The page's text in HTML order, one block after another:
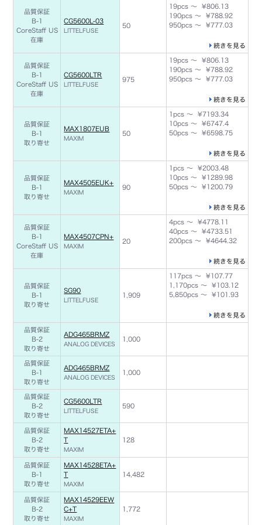
品質保証
B-1
CoreStaff US
在庫
CG5600L-03
LITTELFUSE
50
19pcs ～ ¥806.13
190pcs ～ ¥788.92
950pcs ～ ¥777.03
続きを見る
品質保証
B-1
CoreStaff US
在庫
CG5600LTR
LITTELFUSE
975
19pcs ～ ¥806.13
190pcs ～ ¥788.92
950pcs ～ ¥777.03
続きを見る
品質保証
B-1
取り寄せ
MAX1807EUB
MAXIM
50
1pcs ～ ¥7193.34
10pcs ～ ¥6747.4
50pcs ～ ¥6598.75
続きを見る
品質保証
B-1
取り寄せ
MAX4505EUK+
MAXIM
90
1pcs ～ ¥2003.48
10pcs ～ ¥1289.98
50pcs ～ ¥1200.79
続きを見る
品質保証
B-1
CoreStaff US
在庫
MAX4507CPN+
MAXIM
20
4pcs ～ ¥4778.11
40pcs ～ ¥4733.51
200pcs ～ ¥4644.32
続きを見る
品質保証
B-1
取り寄せ
SG90
LITTELFUSE
1,909
117pcs ～ ¥107.77
1,170pcs ～ ¥103.12
5,850pcs ～ ¥101.93
続きを見る
品質保証
B-2
取り寄せ
ADG465BRMZ
ANALOG DEVICES
1,000
品質保証
B-1
取り寄せ
ADG465BRMZ
ANALOG DEVICES
1,000
品質保証
B-2
取り寄せ
CG5600LTR
LITTELFUSE
590
品質保証
B-2
取り寄せ
MAX14527ETA+
T
MAXIM
128
品質保証
B-1
取り寄せ
MAX14528ETA+
T
MAXIM
14,482
品質保証
B-2
取り寄せ
MAX14529EEW
C+T
MAXIM
1,772